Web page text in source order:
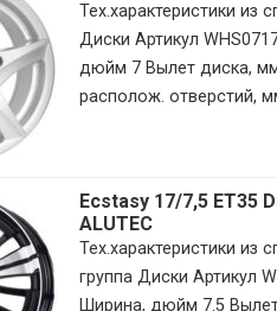
Тех.характеристики из
Диски Артикул
дюйм 7 Вылет диска,
располож. отверстий,
Ecstasy 17/7,5 ET35
ALUTEC
Тех.характеристики из
группа Диски Артикул
Ширина, дюйм 7.5